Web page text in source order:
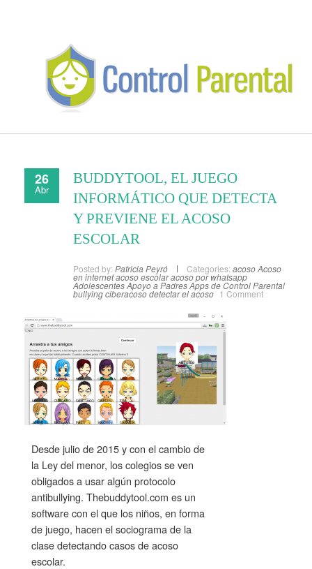
26
Abr
BUDDYTOOL, EL JUEGO
INFORMÁTICO QUE DETECTA
Y PREVIENE EL ACOSO
ESCOLAR
Posted by: Patricia Peyró Categories: acosoAcoso
en internetacoso escolaracoso por whatsapp
AdolescentesApoyo a PadresApps de Control Parental
bullyingciberacosodetectar el acoso 1 Comment
Desde julio de 2015 y con el cambio de
la Ley del menor, los colegios se ven
obligados a usar algún protocolo
antibullying. Thebuddytool.com es un
software con el que los niños, en forma
de juego, hacen el sociograma de la
clase detectando casos de acoso
escolar.